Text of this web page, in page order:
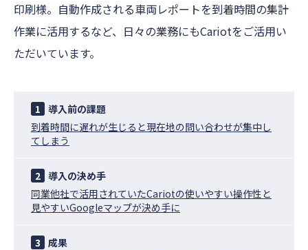
印刷様。自動作成される車両レポートを到着時間の集計
作業に活用するなど、日々の業務にもCariotをご活用い
ただいています。
1 導入前の課題
到着時間に遅れが生じると現在地の問い合わせが集中し
てしまう
2 導入の決め手
同業他社で活用されていたCariotの使いやすい操作性と
見やすいGoogleマップが決め手に
3 成果